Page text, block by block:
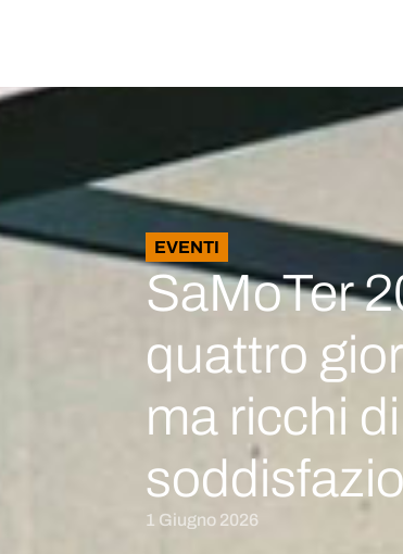
EVENTI
SaMoTer
quattro
ma ricchi di
1 Giugno 2026